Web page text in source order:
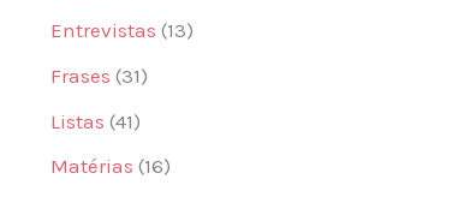
Entrevistas (13)
Frases (31)
Listas (41)
Matérias (16)